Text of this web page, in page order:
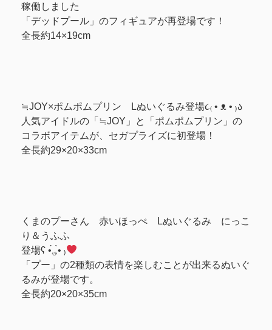
稼働しました️
「デッドプール」のフィギュアが再登場です！
全長約14×19cm
≒JOY×ポムポムプリン Lぬいぐるみ登場૮₍ • ᴥ • ₎ა
人気アイドルの「≒JOY」と「ポムポムプリン」の
コラボアイテムが、セガプライズに初登場！
全長約29×20×33cm
‎くまのプーさん 赤いほっぺ Lぬいぐるみ にっこ
り＆うふふ
‎登場ʕ •́؈•̀ ₎
‎「プー」の2種類の表情を楽しむことが出来るぬいぐ
るみが登場です。
‎全長約20×20×35cm